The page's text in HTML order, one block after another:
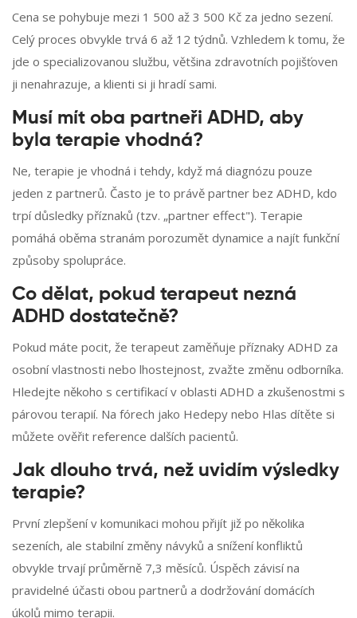
Cena se pohybuje mezi 1 500 až 3 500 Kč za jedno sezení.
Celý proces obvykle trvá 6 až 12 týdnů. Vzhledem k tomu, že
jde o specializovanou službu, většina zdravotních pojišťoven
ji nenahrazuje, a klienti si ji hradí sami.
Musí mít oba partneři ADHD, aby
byla terapie vhodná?
Ne, terapie je vhodná i tehdy, když má diagnózu pouze
jeden z partnerů. Často je to právě partner bez ADHD, kdo
trpí důsledky příznaků (tzv. „partner effect"). Terapie
pomáhá oběma stranám porozumět dynamice a najít funkční
způsoby spolupráce.
Co dělat, pokud terapeut nezná
ADHD dostatečně?
Pokud máte pocit, že terapeut zaměňuje příznaky ADHD za
osobní vlastnosti nebo lhostejnost, zvažte změnu odborníka.
Hledejte někoho s certifikací v oblasti ADHD a zkušenostmi s
párovou terapií. Na fórech jako Hedepy nebo Hlas dítěte si
můžete ověřit reference dalších pacientů.
Jak dlouho trvá, než uvidím výsledky
terapie?
První zlepšení v komunikaci mohou přijít již po několika
sezeních, ale stabilní změny návyků a snížení konfliktů
obvykle trvají průměrně 7,3 měsíců. Úspěch závisí na
pravidelné účasti obou partnerů a dodržování domácích
úkolů mimo terapii.